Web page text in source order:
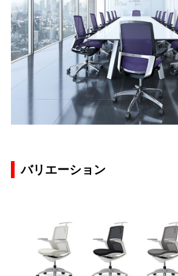
バリエーション